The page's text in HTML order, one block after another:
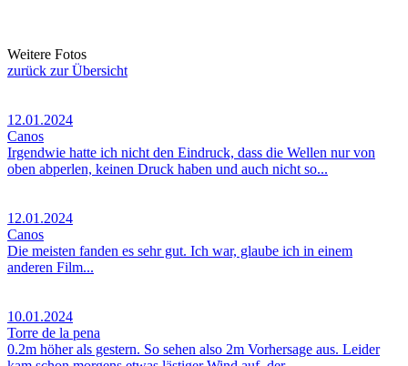
Weitere Fotos
zurück zur Übersicht
12.01.2024
Canos
Irgendwie hatte ich nicht den Eindruck, dass die Wellen nur von
oben abperlen, keinen Druck haben und auch nicht so...
12.01.2024
Canos
Die meisten fanden es sehr gut. Ich war, glaube ich in einem
anderen Film...
10.01.2024
Torre de la pena
0.2m höher als gestern. So sehen also 2m Vorhersage aus. Leider